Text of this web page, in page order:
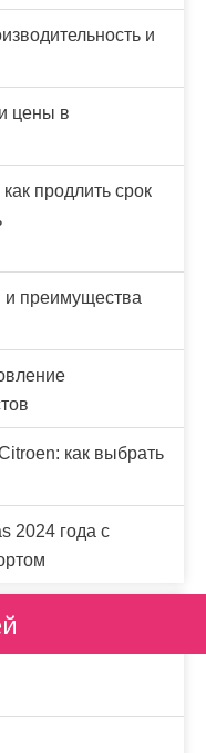
и
цены в
продлить срок
и преимущества
как выбрать
2024 года с